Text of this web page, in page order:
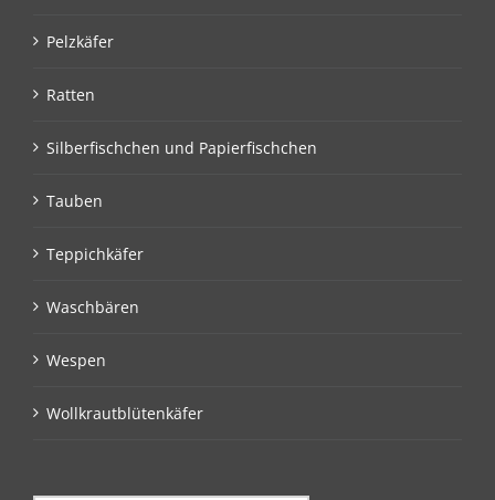
Pelzkäfer
Ratten
Silberfischchen und Papierfischchen
Tauben
Teppichkäfer
Waschbären
Wespen
Wollkrautblütenkäfer